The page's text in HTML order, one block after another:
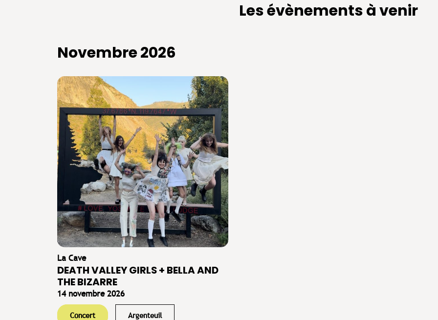
Les évènements à venir
Novembre 2026
La Cave
DEATH VALLEY GIRLS + BELLA AND
THE BIZARRE
14 novembre 2026
Concert Argenteuil